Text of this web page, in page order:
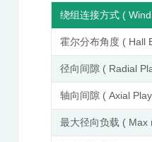
绕组连接方式 (
霍尔分布角度 ( Hall
径向间隙 ( Radial
轴向间隙 ( Axial
最大径向负载 ( Max